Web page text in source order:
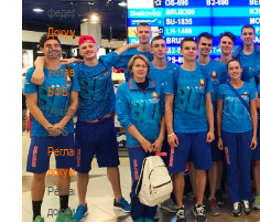
федерации
Документы
Документы
Устав
БФБ
Устав
БФБ
Регламентирующие
документы
Регламентирующие
документы